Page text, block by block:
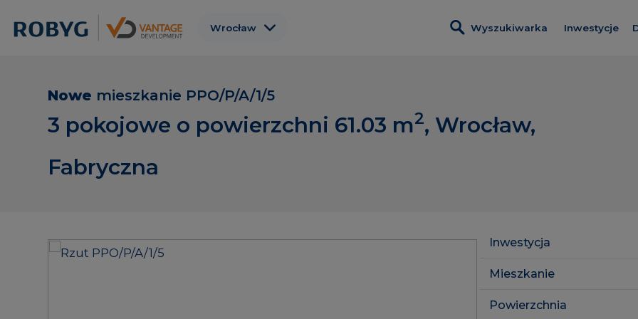
Wrocław
Gdańsk
Poznań
Wyszukiwarka Inwestycje
Nowe mieszkanie PPO/P/A/1/5
3 pokojowe o powierzchni 61.03 m2, Wrocław,
Fabryczna
Inwestycja
Mieszkanie
Powierzchnia